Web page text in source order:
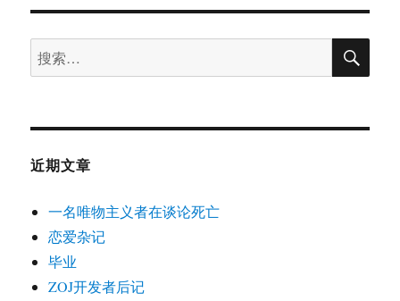
搜
索：
搜
近期文章
一名唯物主义者在谈论死亡
恋爱杂记
毕业
ZOJ开发者后记